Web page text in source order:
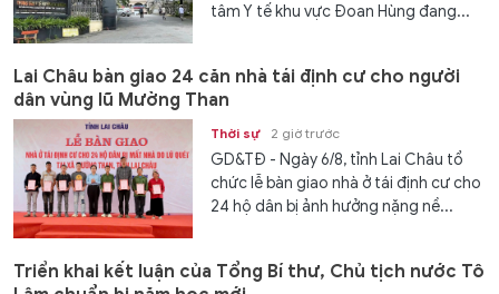
tâm Y tế khu vực Đoan Hùng đang...
Lai Châu bàn giao 24 căn nhà tái định cư cho người
dân vùng lũ Mường Than
Thời sự 2 giờ trước
GD&TĐ - Ngày 6/8, tỉnh Lai Châu tổ
chức lễ bàn giao nhà ở tái định cư cho
24 hộ dân bị ảnh hưởng nặng nề...
Triển khai kết luận của Tổng Bí thư, Chủ tịch nước Tô